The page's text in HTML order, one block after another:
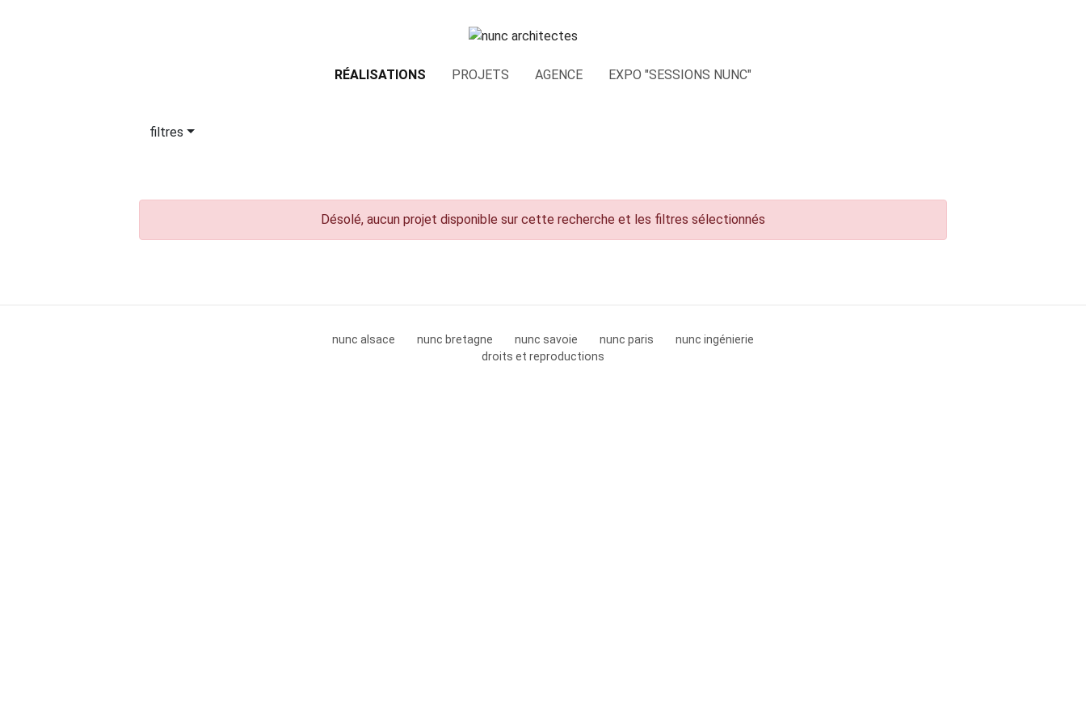
RÉALISATIONS PROJETS AGENCE EXPO "SESSIONS NUNC"
filtres
Désolé, aucun projet disponible sur cette recherche et les filtres sélectionnés
nunc alsace nunc bretagne nunc savoie nunc paris
nunc ingénierie
droits et reproductions